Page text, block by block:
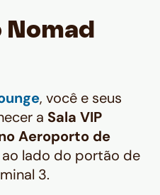
Nomad
, você e seus
a Sala VIP
Aeroporto de
ao lado do portão de
3.